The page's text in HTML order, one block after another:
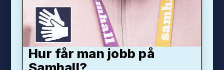
Hur får man jobb på